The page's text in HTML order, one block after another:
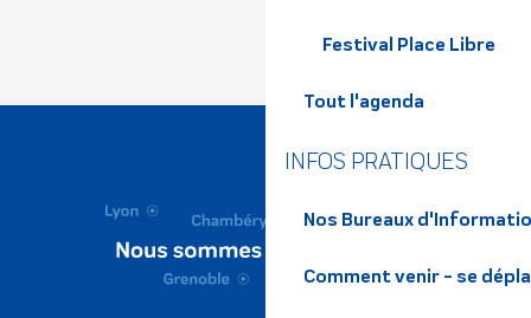
Festival Place Libre
Tout l'agenda
INFOS PRATIQUES
Nos Bureaux
Comment venir - se